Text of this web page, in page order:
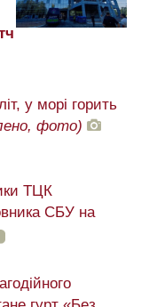
у морі горить
фото)
ТЦК
СБУ на